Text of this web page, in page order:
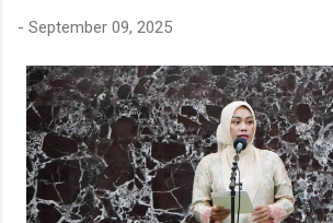
- September 09, 2025